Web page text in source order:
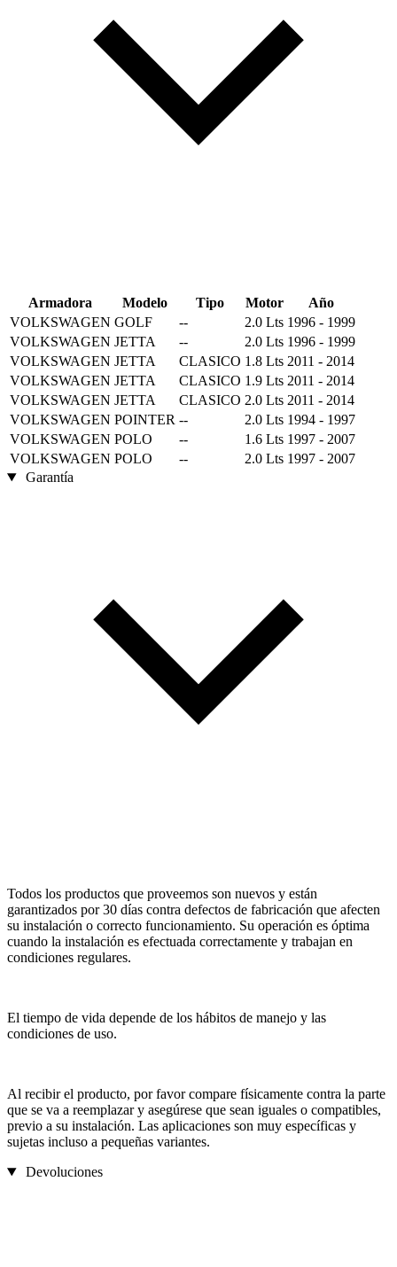
Armadora Modelo Tipo Motor
Año
VOLKSWAGEN GOLF -- 2.0 Lts 1996 - 1999
VOLKSWAGEN JETTA -- 2.0 Lts 1996 - 1999
VOLKSWAGEN JETTA CLASICO 1.8 Lts 2011 - 2014
VOLKSWAGEN JETTA CLASICO 1.9 Lts 2011 - 2014
VOLKSWAGEN JETTA CLASICO 2.0 Lts 2011 - 2014
VOLKSWAGEN POINTER -- 2.0 Lts 1994 - 1997
VOLKSWAGEN POLO -- 1.6 Lts 1997 - 2007
VOLKSWAGEN POLO -- 2.0 Lts 1997 - 2007
Garantía
Todos los productos que proveemos son nuevos y están
garantizados por 30 días contra defectos de fabricación que afecten
su instalación o correcto funcionamiento. Su operación es óptima
cuando la instalación es efectuada correctamente y trabajan en
condiciones regulares.
El tiempo de vida depende de los hábitos de manejo y las
condiciones de uso.
Al recibir el producto, por favor compare físicamente contra la parte
que se va a reemplazar y asegúrese que sean iguales o compatibles,
previo a su instalación. Las aplicaciones son muy específicas y
sujetas incluso a pequeñas variantes.
Devoluciones